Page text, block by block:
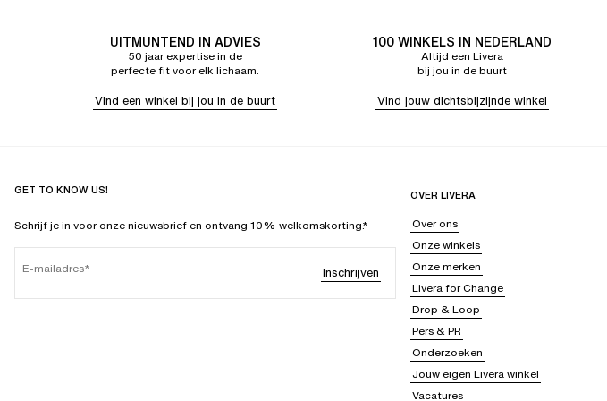
UITMUNTEND IN ADVIES
50 jaar expertise in de
perfecte fit voor elk lichaam.
Vind een winkel bij jou in de buurt
100 WINKELS IN NEDERLAND
Altijd een Livera
bij jou in de buurt
Vind jouw dichtsbijzijnde winkel
GET TO KNOW US!
Schrijf je in voor onze nieuwsbrief en ontvang 10% welkomskorting.*
E-mailadres Inschrijven
OVER LIVERA
Over ons
Onze winkels
Onze merken
Livera for Change
Drop & Loop
Pers & PR
Onderzoeken
Jouw eigen Livera winkel
Vacatures